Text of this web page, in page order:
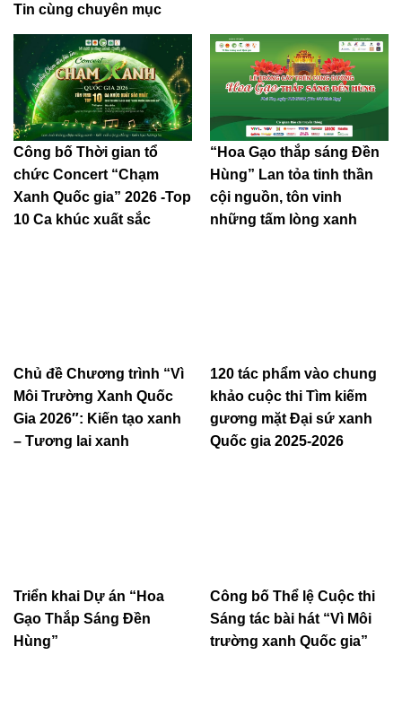
Tin cùng chuyên mục
Công bố Thời gian tổ
chức Concert “Chạm
Xanh Quốc gia” 2026 -Top
10 Ca khúc xuất sắc
“Hoa Gạo thắp sáng Đền
Hùng” Lan tỏa tinh thần
cội nguồn, tôn vinh
những tấm lòng xanh
Chủ đề Chương trình “Vì
Môi Trường Xanh Quốc
Gia 2026″: Kiến tạo xanh
– Tương lai xanh
120 tác phẩm vào chung
khảo cuộc thi Tìm kiếm
gương mặt Đại sứ xanh
Quốc gia 2025-2026
Triển khai Dự án “Hoa
Gạo Thắp Sáng Đền
Hùng”
Công bố Thể lệ Cuộc thi
Sáng tác bài hát “Vì Môi
trường xanh Quốc gia”